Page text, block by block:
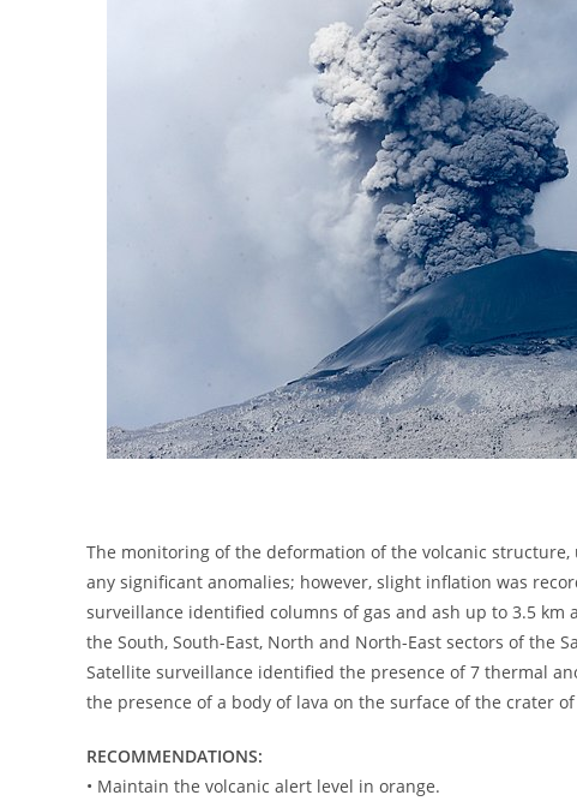
The monitoring of the deformation of the volcanic
any significant anomalies; however, slight inflation was
surveillance identified columns of gas and ash up to 3.5
the South, South-East, North and North-East sectors of the
Satellite surveillance identified the presence of 7 thermal
the presence of a body of lava on the surface of the crater
RECOMMENDATIONS:
• Maintain the volcanic alert level in orange.